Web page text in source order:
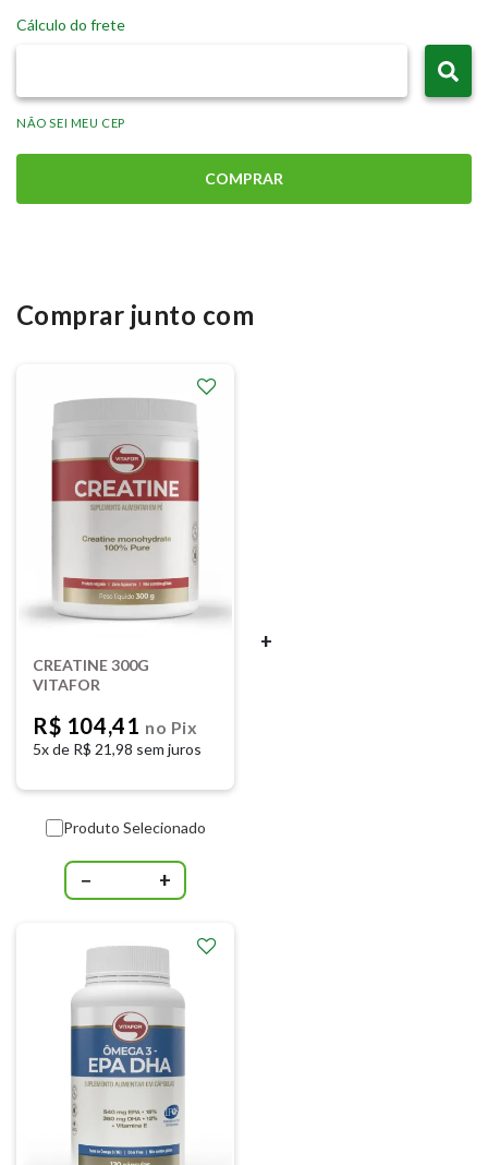
Cálculo do frete
NÃO SEI MEU CEP
COMPRAR
Comprar junto com
CREATINE 300G
VITAFOR
R$ 104,41 no Pix
5x de R$ 21,98 sem juros
Produto Selecionado
− +
+